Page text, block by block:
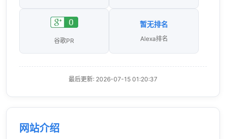
谷歌PR
暂无排名
Alexa排名
最后更新: 2026-07-15 01:20:37
网站介绍